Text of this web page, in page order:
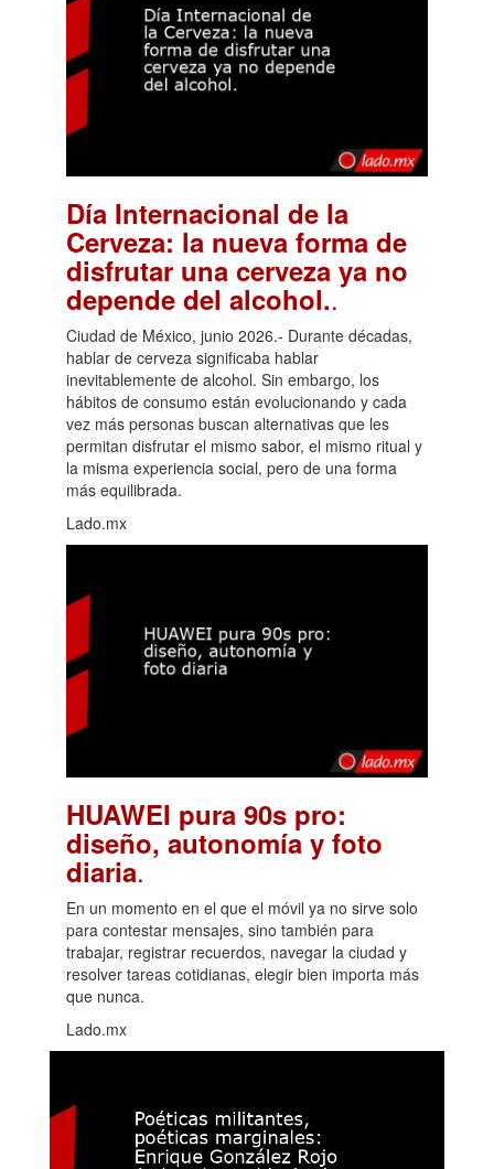
Día Internacional de la
Cerveza: la nueva forma de
disfrutar una cerveza ya no
depende del alcohol..
Ciudad de México, junio 2026.- Durante décadas,
hablar de cerveza significaba hablar
inevitablemente de alcohol. Sin embargo, los
hábitos de consumo están evolucionando y cada
vez más personas buscan alternativas que les
permitan disfrutar el mismo sabor, el mismo ritual y
la misma experiencia social, pero de una forma
más equilibrada.
Lado.mx
HUAWEI pura 90s pro:
diseño, autonomía y foto
diaria.
En un momento en el que el móvil ya no sirve solo
para contestar mensajes, sino también para
trabajar, registrar recuerdos, navegar la ciudad y
resolver tareas cotidianas, elegir bien importa más
que nunca.
Lado.mx